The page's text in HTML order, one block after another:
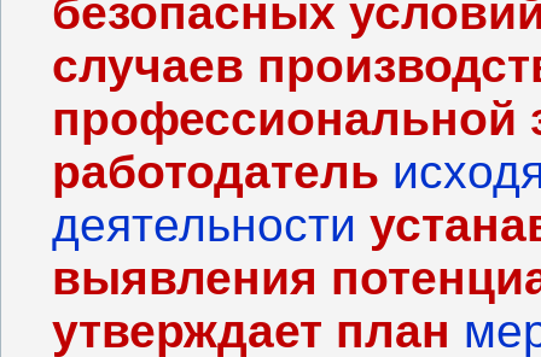
безопасных
случаев
профессиональной
работодатель
деятельности
выявления
утверждает план